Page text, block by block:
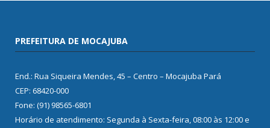
PREFEITURA DE MOCAJUBA
End.: Rua Siqueira Mendes, 45 – Centro – Mocajuba Pará
CEP: 68420-000
Fone: (91) 98565-6801
Horário de atendimento: Segunda à Sexta-feira, 08:00 às 12:00 e